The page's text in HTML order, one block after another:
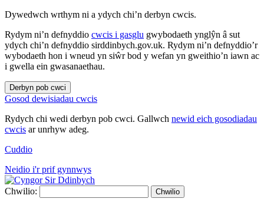
Dywedwch wrthym ni a ydych chi’n derbyn cwcis.
Rydym ni’n defnyddio cwcis i gasglu gwybodaeth ynglŷn â sut
ydych chi’n defnyddio sirddinbych.gov.uk. Rydym ni’n defnyddio’r
wybodaeth hon i wneud yn siŵr bod y wefan yn gweithio’n iawn ac
i gwella ein gwasanaethau.
Derbyn pob cwci
Gosod dewisiadau cwcis
Rydych chi wedi derbyn pob cwci. Gallwch newid eich gosodiadau
cwcis ar unrhyw adeg.
Cuddio
Neidio i'r prif gynnwys
Chwilio: Chwilio